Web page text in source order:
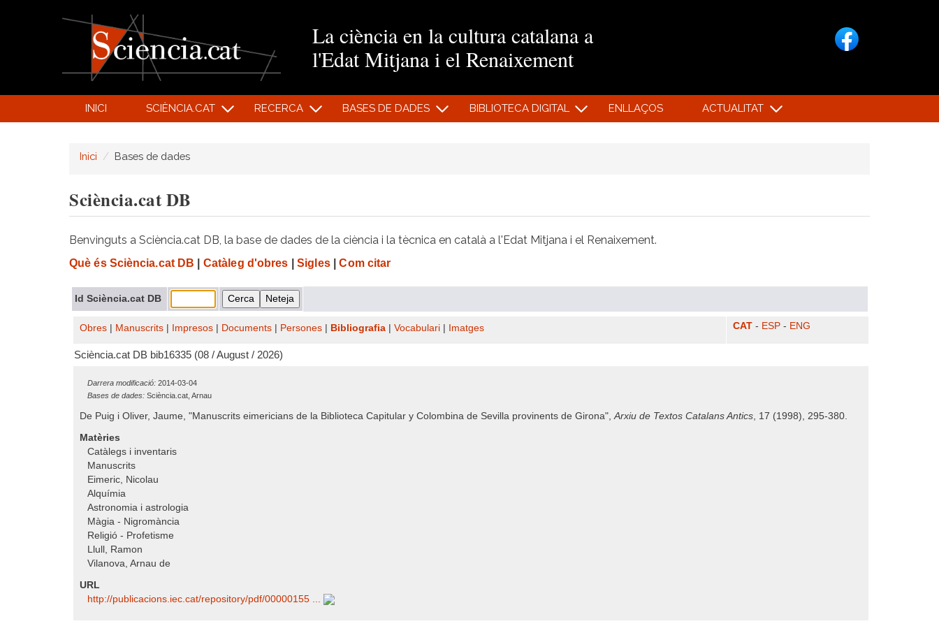
La ciència en la cultura catalana a
l'Edat Mitjana i el Renaixement
INICI SCIÈNCIA.CAT RECERCA BASES DE DADES BIBLIOTECA DIGITAL ENLLAÇOS ACTUALITAT
Inici Bases de dades
Sciència.cat DB
Benvinguts a Sciència.cat DB, la base de dades de la ciència i la tècnica en català a l'Edat Mitjana i el Renaixement.
Què és Sciència.cat DB Catàleg d'obres Sigles| Com citar
Id Sciència.cat DB
Obres Manuscrits Impresos Documents Persones Bibliografia Vocabulari Imatges CAT - ESP - ENG
Sciència.cat DB bib16335 (08 / August / 2026)
Darrera modificació: 2014-03-04
Bases de dades: Sciència.cat, Arnau
De Puig i Oliver, Jaume, "Manuscrits eimericians de la Biblioteca Capitular y Colombina de Sevilla provinents de Girona",Arxiu de Textos Catalans Antics, 17 (1998), 295-380.
Matèries
Catàlegs i inventaris
Manuscrits
Eimeric, Nicolau
Alquímia
Astronomia i astrologia
Màgia - Nigromància
Religió - Profetisme
Llull, Ramon
Vilanova, Arnau de
URL
http:/​/​publicacions.iec.cat/​repository/​pdf/​00000155 ...